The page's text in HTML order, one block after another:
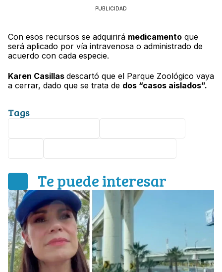
PUBLICIDAD
Con esos recursos se adquirirá medicamento que
será aplicado por vía intravenosa o administrado de
acuerdo con cada especie.
Karen Casillas descartó que el Parque Zoológico vaya
a cerrar, dado que se trata de dos “casos aislados”.
Tags
Te puede interesar